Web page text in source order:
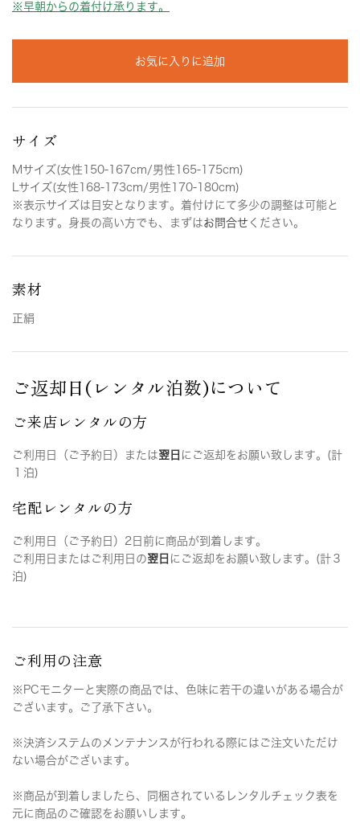
※早朝からの着付け承ります。
お気に入りに追加
サイズ
Mサイズ(女性150-167cm/男性165-175cm)
Lサイズ(女性168-173cm/男性170-180cm)
※表示サイズは目安となります。着付けにて多少の調整は可能と
なります。身長の高い方でも、まずはお問合せ ください。
素材
正絹
ご返却日(レンタル泊数)について
ご来店レンタルの方
ご利用日（ご予約日）または翌日 にご返却をお願い致します。(計
１泊)
宅配レンタルの方
ご利用日（ご予約日）2日前に商品が到着します。
ご利用日またはご利用日の翌日 にご返却をお願い致します。(計３
泊)
ご利用の注意
※PCモニターと実際の商品では、色味に若干の違いがある場合が
ございます。ご了承下さい。
※決済システムのメンテナンスが行われる際にはご注文いただけ
ない場合がございます。
※商品が到着しましたら、同梱されているレンタルチェック表を
元に商品のご確認をお願いします。